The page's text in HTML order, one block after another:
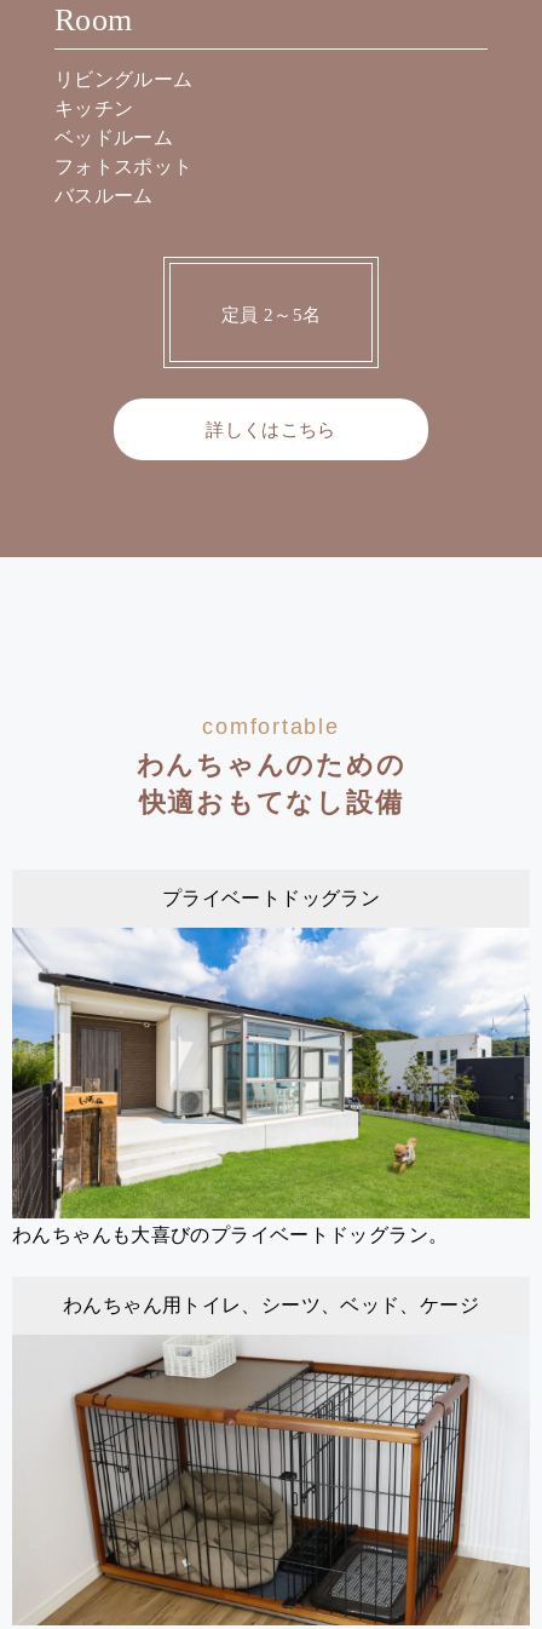
Room
リビングルーム
キッチン
ベッドルーム
フォトスポット
バスルーム
定員 2～5名
詳しくはこちら
comfortable
わんちゃんのための
快適おもてなし設備
プライベートドッグラン
わんちゃんも大喜びのプライベートドッグラン。
わんちゃん用トイレ、シーツ、ベッド、ケージ